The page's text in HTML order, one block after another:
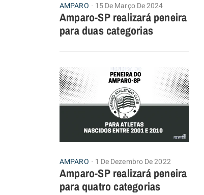
AMPARO 15 De Março De 2024
Amparo-SP realizará peneira
para duas categorias
AMPARO 1 De Dezembro De 2022
Amparo-SP realizará peneira
para quatro categorias